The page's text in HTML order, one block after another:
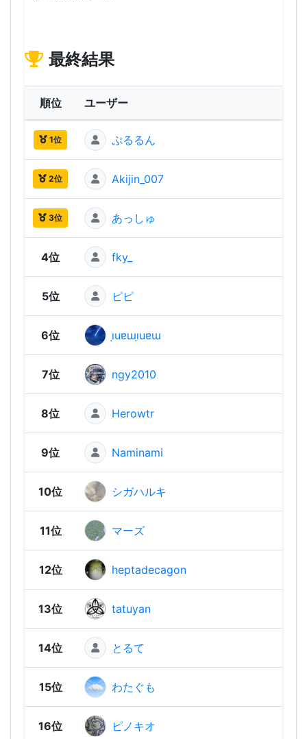
最終結果
順位 ユーザー
1位 ぷるるん
2位 Akijin_007
3位 あっしゅ
4位 fky_
5位 ピピ
6位 ı̣uɐɯı̣uɐɯ
7位 ngy2010
8位 Herowtr
9位 Naminami
10位 シガハルキ
11位 マーズ
12位 heptadecagon
13位 tatuyan
14位 とるて
15位 わたぐも
16位 ピノキオ